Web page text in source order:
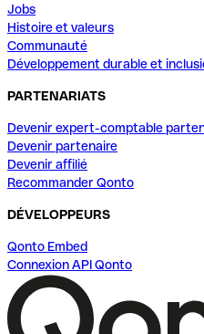
Jobs
Histoire et valeurs
Communauté
Développement durable et
PARTENARIATS
Devenir expert-comptable
Devenir partenaire
Devenir affilié
Recommander Qonto
DÉVELOPPEURS
Qonto Embed
Connexion API Qonto